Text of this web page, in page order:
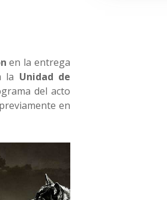
en la entrega
la Unidad de
del acto
en